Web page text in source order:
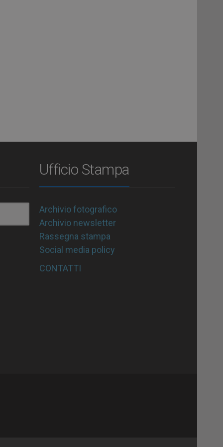
Ufficio Stampa
Archivio fotografico
Archivio newsletter
Rassegna stampa
Social media policy
CONTATTI